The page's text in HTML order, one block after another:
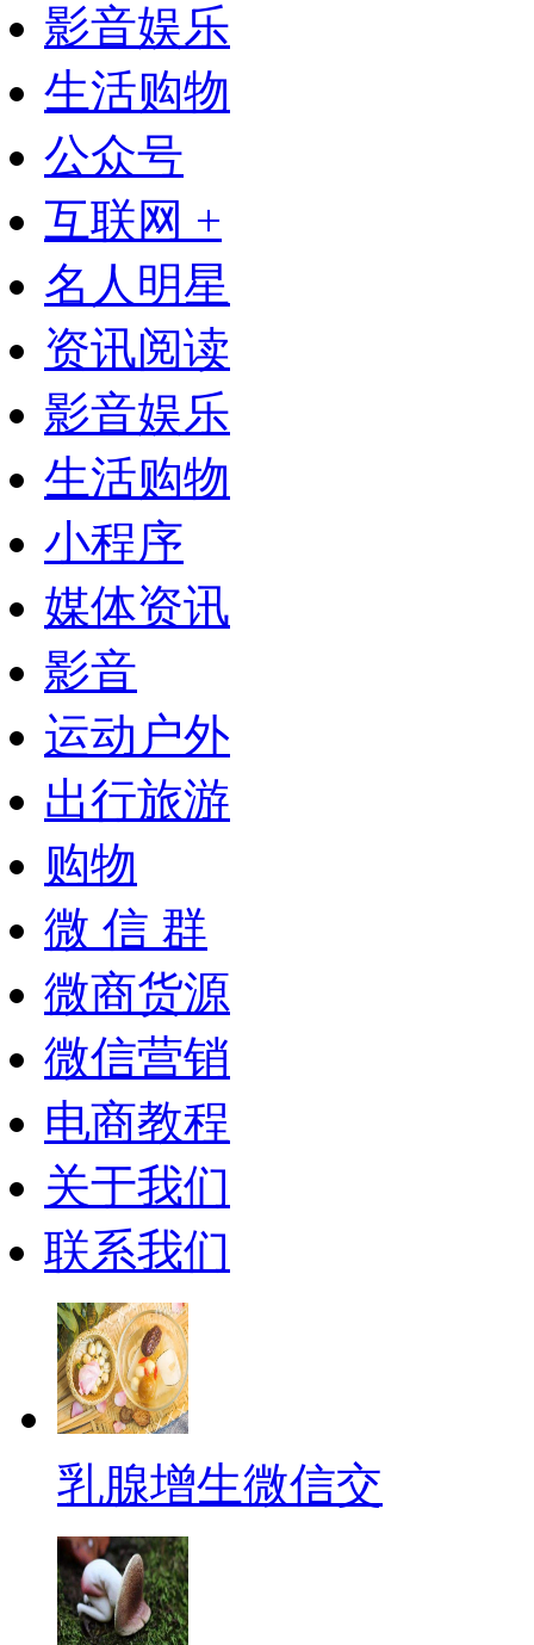
影音娱乐
生活购物
公众号
互联网 +
名人明星
资讯阅读
影音娱乐
生活购物
小程序
媒体资讯
影音
运动户外
出行旅游
购物
微 信 群
微商货源
微信营销
电商教程
关于我们
联系我们
乳腺增生微信交